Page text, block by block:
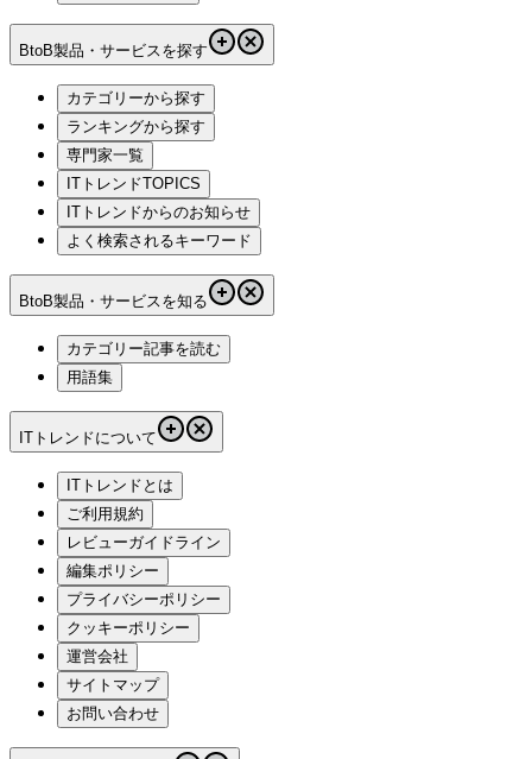
BtoB製品・サービスを探す
カテゴリーから探す
ランキングから探す
専門家一覧
ITトレンドTOPICS
ITトレンドからのお知らせ
よく検索されるキーワード
BtoB製品・サービスを知る
カテゴリー記事を読む
用語集
ITトレンドについて
ITトレンドとは
ご利用規約
レビューガイドライン
編集ポリシー
プライバシーポリシー
クッキーポリシー
運営会社
サイトマップ
お問い合わせ